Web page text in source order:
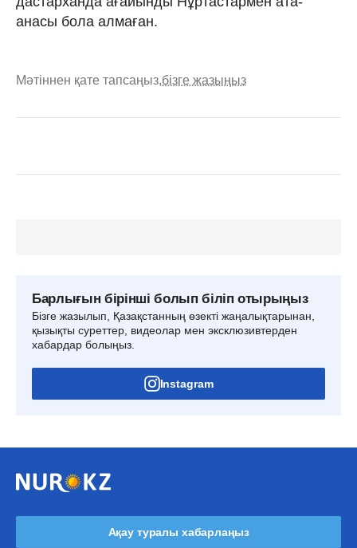
анасы бола алмаған.
Мәтіннен қате тапсаңыз,бізге жазыңыз
Барлығын бірінші болып біліп отырыңыз
Бізге жазылып, Қазақстанның өзекті жаңалықтарынан,
қызықты суреттер, видеолар мен эксклюзивтерден
хабардар болыңыз.
Instagram
Ақау туралы хабарлаңыз